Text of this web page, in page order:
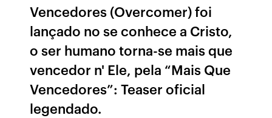
Vencedores (Overcomer) foi
lançado no se conhece a Cristo,
o ser humano torna-se mais que
vencedor n' Ele, pela “Mais Que
Vencedores”: Teaser oficial
legendado.